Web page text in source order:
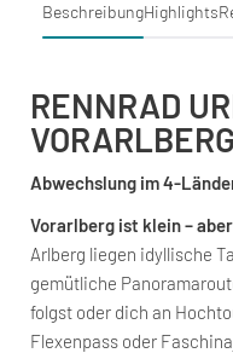
BeschreibungHighlights
RENNRAD
VORARLBERG
Abwechslung im 4-
Vorarlberg ist klein –
Arlberg liegen idyllische
gemütliche
folgst oder dich an
Flexenpass oder